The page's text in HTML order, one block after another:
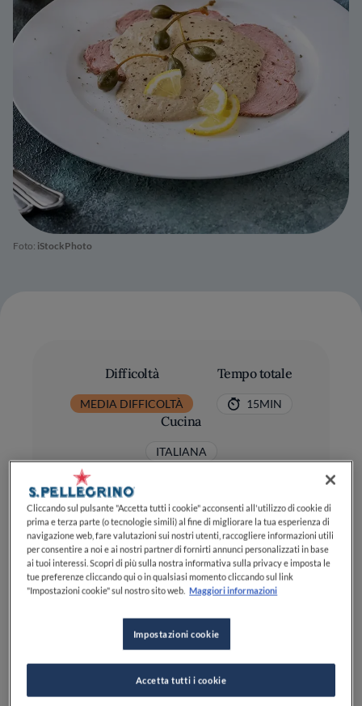
Foto: iStockPhoto
Difficoltà
MEDIA DIFFICOLTÀ
Tempo totale
15MIN
Cucina
ITALIANA
Ingredienti
Tonno Sottolio Sgocciolato: 150 g
Olio Extravergine di Oliva: 170 ml
Uova: 3
Cliccando sul pulsante "Accetta tutti i cookie" acconsenti all'utilizzo di cookie di
prima e terza parte (o tecnologie simili) al fine di migliorare la tua esperienza di
navigazione web, fare valutazioni sui nostri utenti, raccogliere informazioni utili
per consentire a noi e ai nostri partner di fornirti annunci personalizzati in base
ai tuoi interessi. Scopri di più sulla nostra informativa sulla privacy e imposta le
tue preferenze cliccando qui o in qualsiasi momento cliccando sul link
"Impostazioni cookie" sul nostro sito web. Maggiori informazioni
Impostazioni cookie
Accetta tutti i cookie